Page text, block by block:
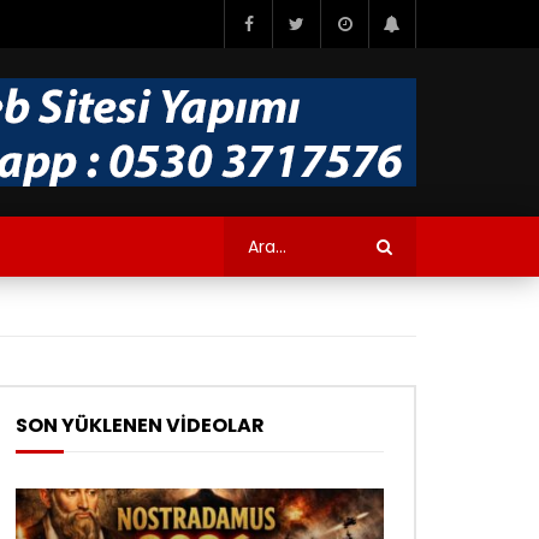
SON YÜKLENEN VİDEOLAR